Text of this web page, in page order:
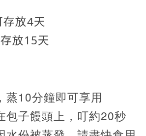
放4天
放15天
蒸10分鐘即可享用
包子饅頭上，叮約20秒